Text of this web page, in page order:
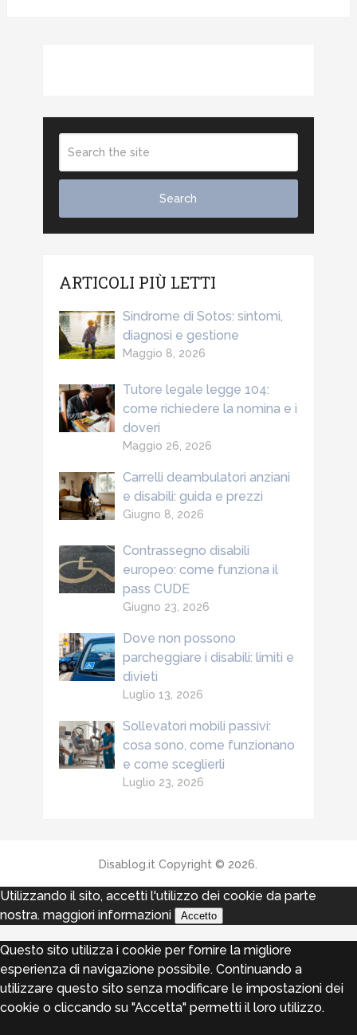
ARTICOLI PIÙ LETTI
Sindrome di Sotos: sintomi,
diagnosi e gestione
Maggio 8, 2026
Tutore legale legge 104:
come richiedere la nomina e i
doveri
Maggio 26, 2026
Carrelli deambulatori anziani
e disabili: guida e prezzi
Giugno 8, 2026
Contrassegno disabili
europeo: come funziona il
pass CUDE
Giugno 23, 2026
Dove non possono
parcheggiare i disabili: limiti e
divieti
Luglio 13, 2026
Sollevatori mobili passivi:
cosa sono, come funzionano
e come sceglierli
Luglio 23, 2026
Disablog.it Copyright © 2026.
Utilizzando il sito, accetti l'utilizzo dei cookie da parte
nostra. maggiori informazioni Accetto
Questo sito utilizza i cookie per fornire la migliore
esperienza di navigazione possibile. Continuando a
utilizzare questo sito senza modificare le impostazioni dei
cookie o cliccando su "Accetta" permetti il loro utilizzo.